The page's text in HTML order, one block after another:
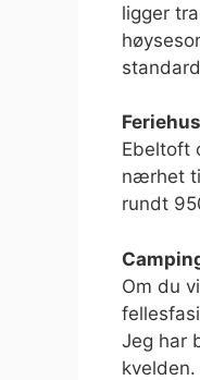
ligger
Ebeltoft
nærhet
rundt
Om du
Jeg har
kvelden.